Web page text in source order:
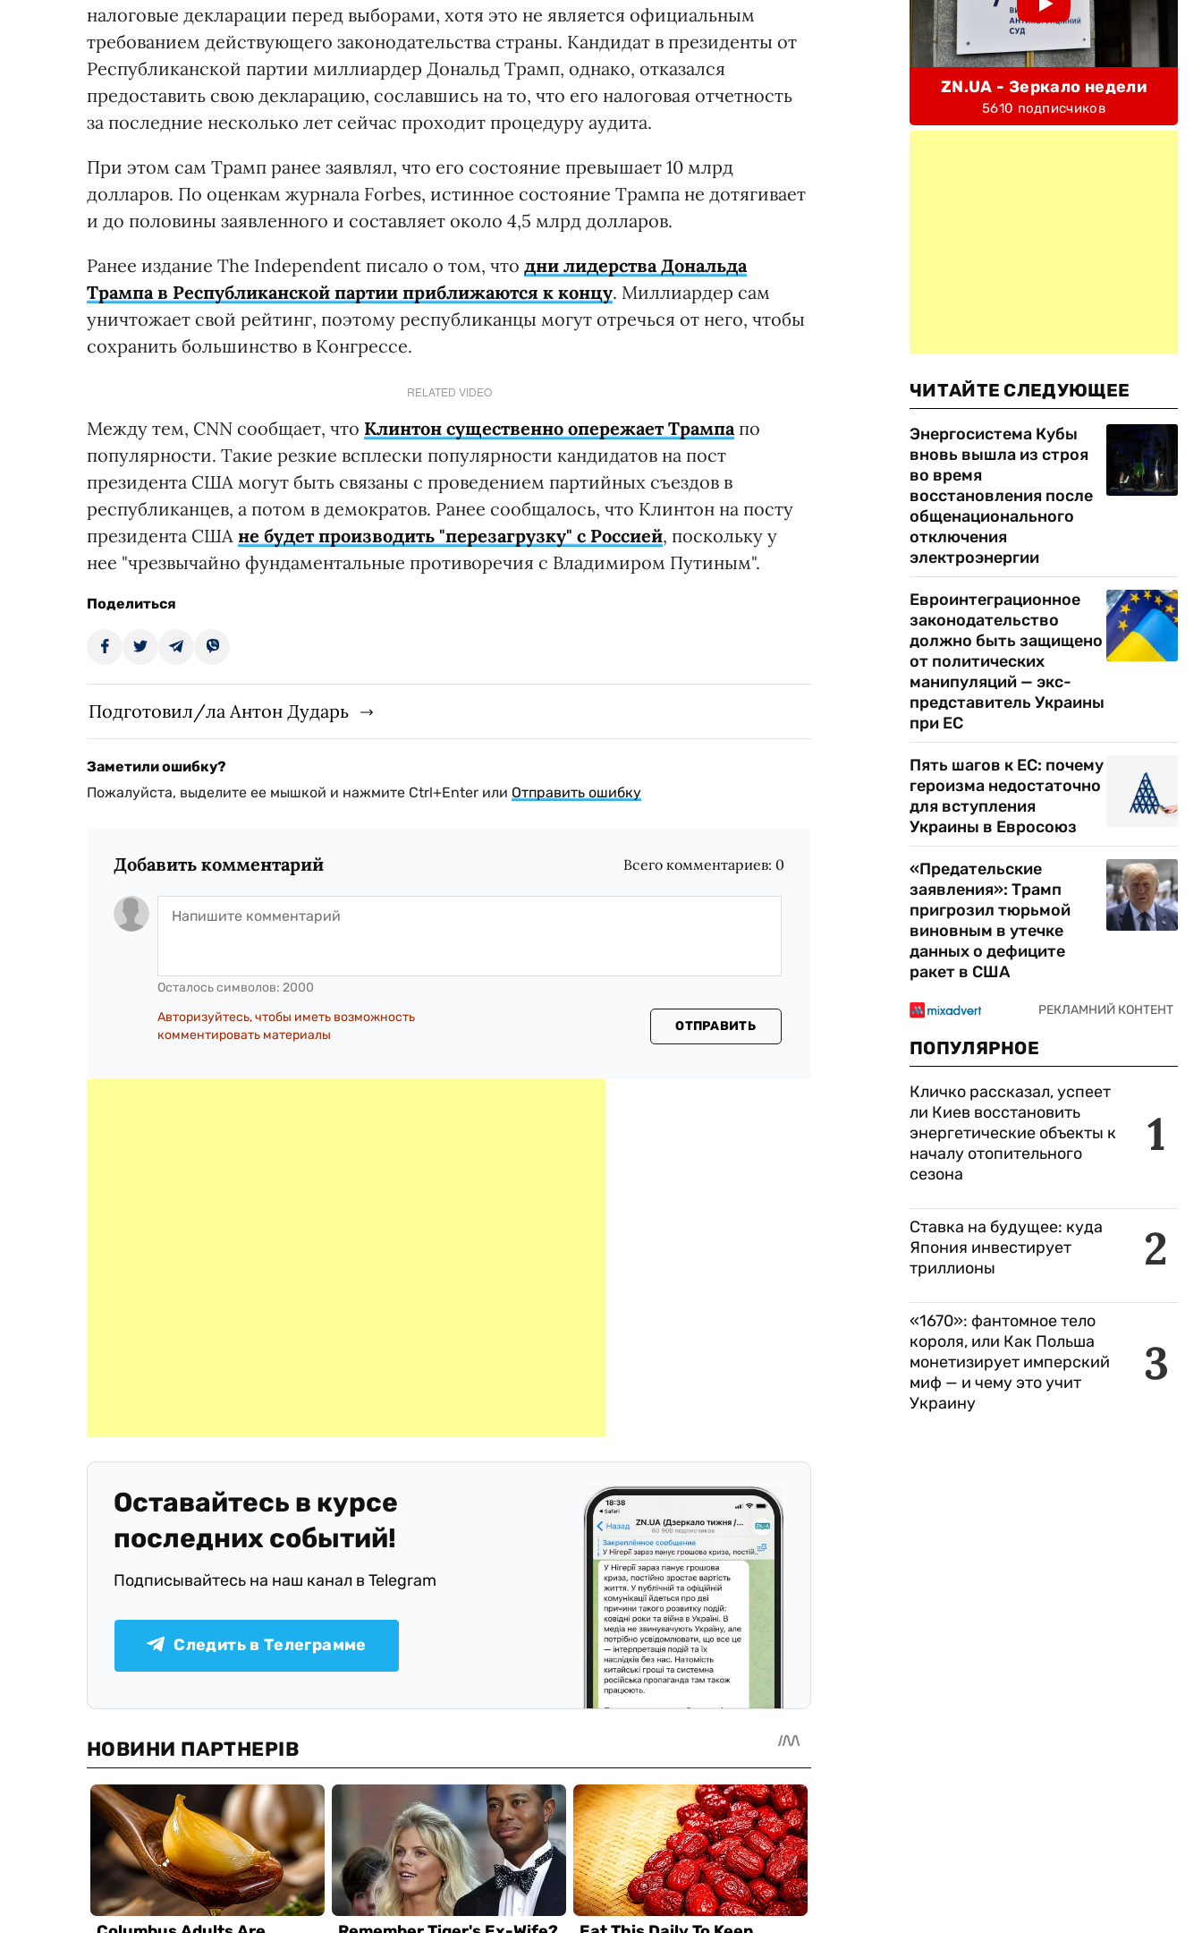
налоговые декларации перед выборами, хотя это не является официальным
требованием действующего законодательства страны. Кандидат в президенты от
Республиканской партии миллиардер Дональд Трамп, однако, отказался
предоставить свою декларацию, сославшись на то, что его налоговая отчетность
за последние несколько лет сейчас проходит процедуру аудита.
При этом сам Трамп ранее заявлял, что его состояние превышает 10 млрд
долларов. По оценкам журнала Forbes, истинное состояние Трампа не дотягивает
и до половины заявленного и составляет около 4,5 млрд долларов.
Ранее издание The Independent писало о том, что дни лидерства Дональда
Трампа в Республиканской партии приближаются к концу. Миллиардер сам
уничтожает свой рейтинг, поэтому республиканцы могут отречься от него, чтобы
сохранить большинство в Конгрессе.
RELATED VIDEO
Между тем, CNN сообщает, что Клинтон существенно опережает Трампа по
популярности. Такие резкие всплески популярности кандидатов на пост
президента США могут быть связаны с проведением партийных съездов в
республиканцев, а потом в демократов. Ранее сообщалось, что Клинтон на посту
президента США не будет производить "перезагрузку" с Россией, поскольку у
нее "чрезвычайно фундаментальные противоречия с Владимиром Путиным".
Поделиться
Подготовил/ла Антон Дударь
Заметили ошибку?
Пожалуйста, выделите ее мышкой и нажмите Ctrl+Enter или Отправить ошибку
Добавить комментарий Всего комментариев: 0
Осталось символов: 2000
Авторизуйтесь, чтобы иметь возможность
комментировать материалы
ОТПРАВИТЬ
Оставайтесь в курсе
последних событий!
Подписывайтесь на наш канал в Telegram
Следить в Телеграмме
ZN.UA - Зеркало недели
5610 подписчиков
ЧИТАЙТЕ СЛЕДУЮЩЕЕ
Энергосистема Кубы
вновь вышла из строя
во время
восстановления после
общенационального
отключения
электроэнергии
Евроинтеграционное
законодательство
должно быть защищено
от политических
манипуляций — экс-
представитель Украины
при ЕС
Пять шагов к ЕС: почему
героизма недостаточно
для вступления
Украины в Евросоюз
«Предательские
заявления»: Трамп
пригрозил тюрьмой
виновным в утечке
данных о дефиците
ракет в США
ПОПУЛЯРНОЕ
1
Кличко рассказал, успеет
ли Киев восстановить
энергетические объекты к
началу отопительного
сезона
2
Ставка на будущее: куда
Япония инвестирует
триллионы
3
«1670»: фантомное тело
короля, или Как Польша
монетизирует имперский
миф — и чему это учит
Украину